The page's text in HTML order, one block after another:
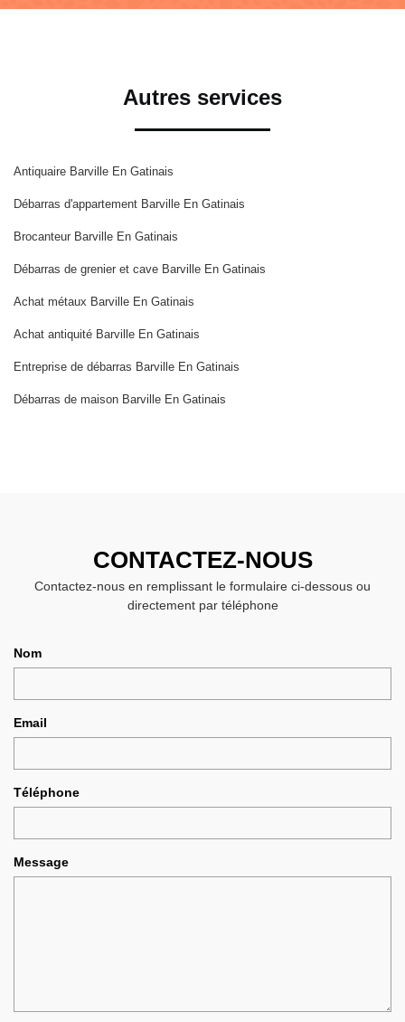
Autres services
Antiquaire Barville En Gatinais
Débarras d'appartement Barville En Gatinais
Brocanteur Barville En Gatinais
Débarras de grenier et cave Barville En Gatinais
Achat métaux Barville En Gatinais
Achat antiquité Barville En Gatinais
Entreprise de débarras Barville En Gatinais
Débarras de maison Barville En Gatinais
CONTACTEZ-NOUS
Contactez-nous en remplissant le formulaire ci-dessous ou
directement par téléphone
Nom
Email
Téléphone
Message